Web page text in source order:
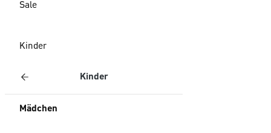
Sale
Kinder
Kinder
Mädchen